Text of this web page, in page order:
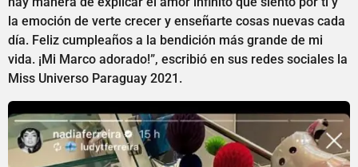
la emoción de verte crecer y enseñarte cosas nuevas cada
día. Feliz cumpleaños a la bendición más grande de mi
vida. ¡Mi Marco adorado!”, escribió en sus redes sociales la
Miss Universo Paraguay 2021.